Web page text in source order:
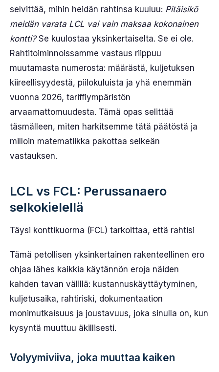
selvittää, mihin heidän rahtinsa kuuluu: Pitäisikö
meidän varata LCL vai vain maksaa kokonainen
kontti?Se kuulostaa yksinkertaiselta. Se ei ole.
Rahtitoiminnoissamme vastaus riippuu
muutamasta numerosta: määrästä, kuljetuksen
kiireellisyydestä, piilokuluista ja yhä enemmän
vuonna 2026, tariffiympäristön
arvaamattomuudesta. Tämä opas selittää
täsmälleen, miten harkitsemme tätä päätöstä ja
milloin matematiikka pakottaa selkeän
vastauksen.
LCL vs FCL: Perussanaero
selkokielellä
Täysi konttikuorma (FCL) tarkoittaa, että rahtisi
Tämä petollisen yksinkertainen rakenteellinen ero
ohjaa lähes kaikkia käytännön eroja näiden
kahden tavan välillä: kustannuskäyttäytyminen,
kuljetusaika, rahtiriski, dokumentaation
monimutkaisuus ja joustavuus, joka sinulla on, kun
kysyntä muuttuu äkillisesti.
Volyymiviiva, joka muuttaa kaiken